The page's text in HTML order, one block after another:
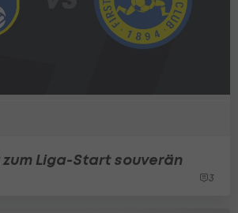
Liga-Start souverän
3